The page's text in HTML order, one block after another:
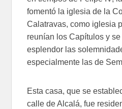
fomentó la iglesia de la
Calatravas, como iglesia
reunían los Capítulos y
esplendor las
especialmente las de
Esta casa, que se
calle de Alcalá, fue